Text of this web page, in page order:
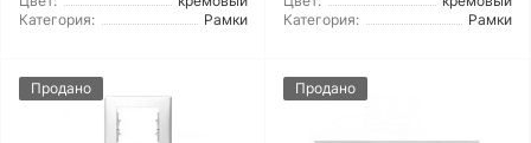
Категория:
Рамки
Категория:
Рамки
Продано Продано